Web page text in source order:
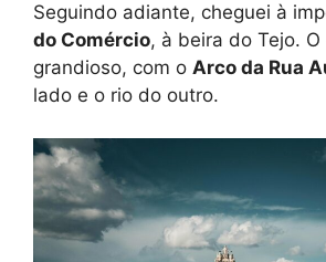
Seguindo adiante, cheguei à
do Comércio, à beira do Tejo. O
grandioso, com o Arco da Rua
lado e o rio do outro.